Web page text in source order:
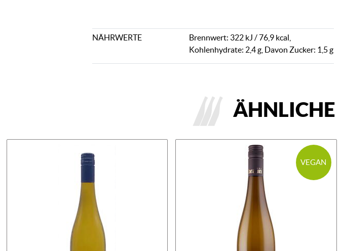
NÄHRWERTE
Brennwert: 322 kJ / 76,9 kcal,
Kohlenhydrate: 2,4 g, Davon Zucker: 1,5 g
ÄHNLICHE
VEGAN